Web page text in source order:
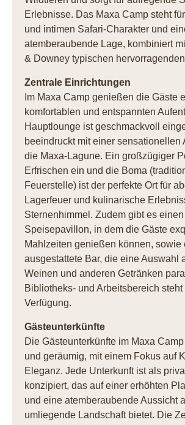
Erlebnisse. Das Maxa Camp steht
und intimen Safari-Charakter und
atemberaubende Lage, kombiniert
& Downey typischen
Zentrale Einrichtungen
Im Maxa Camp genießen die Gäste
komfortablen und entspannten
Hauptlounge ist geschmackvoll
beeindruckt mit einer sensationellen
die Maxa-Lagune. Ein großzügiger
Erfrischen ein und die Boma
Feuerstelle) ist der perfekte Ort für
Lagerfeuer und kulinarische
Sternenhimmel. Zudem gibt es einen
Speisepavillon, in dem die Gäste
Mahlzeiten genießen können, sowie
ausgestattete Bar, die eine Auswahl
Weinen und anderen Getränken
Bibliotheks- und Arbeitsbereich
Verfügung.
Gästeunterkünfte
Die Gästeunterkünfte im Maxa
und geräumig, mit einem Fokus auf
Eleganz. Jede Unterkunft ist als
konzipiert, das auf einer erhöhten
und eine atemberaubende Aussicht
umliegende Landschaft bietet. Die